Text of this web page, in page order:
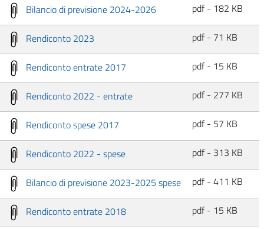
Bilancio di previsione 2024-2026 pdf - 182 KB
Rendiconto 2023 pdf - 71 KB
Rendiconto entrate 2017 pdf - 15 KB
Rendiconto 2022 - entrate pdf - 277 KB
Rendiconto spese 2017 pdf - 57 KB
Rendiconto 2022 - spese pdf - 313 KB
Bilancio di previsione 2023-2025 spese pdf - 411 KB
Rendiconto entrate 2018 pdf - 15 KB